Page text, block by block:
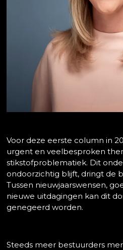
Voor deze eerste column in
urgent en veelbesproken
stikstofproblematiek. Dit
ondoorzichtig blijft, dringt de
Tussen nieuwjaarswensen,
nieuwe uitdagingen kan dit
genegeerd worden.
Steeds meer bestuurders